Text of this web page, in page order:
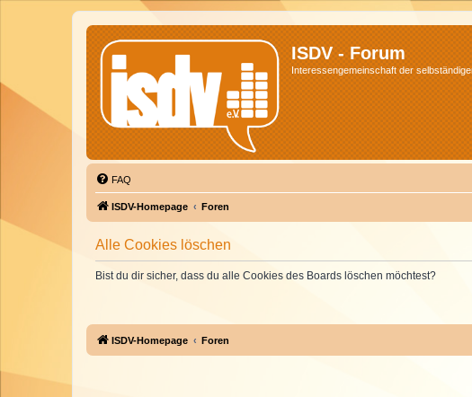
ISDV - Forum
Interessengemeinschaft der
FAQ
ISDV-Homepage Foren
Alle Cookies löschen
Bist du dir sicher, dass du alle Cookies des Boards löschen möchtest?
ISDV-Homepage Foren